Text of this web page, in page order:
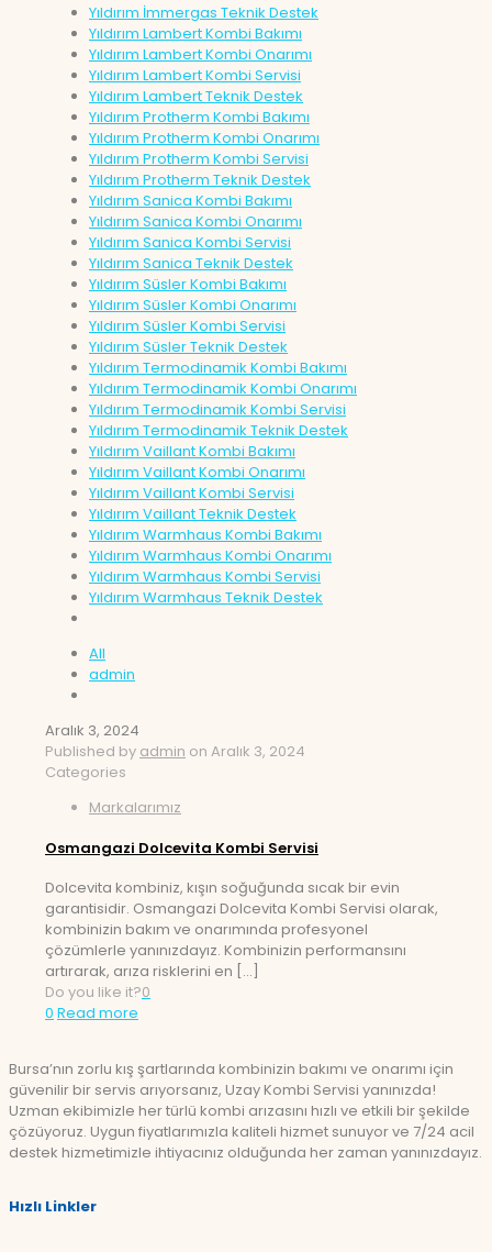
Yıldırım İmmergas Teknik Destek
Yıldırım Lambert Kombi Bakımı
Yıldırım Lambert Kombi Onarımı
Yıldırım Lambert Kombi Servisi
Yıldırım Lambert Teknik Destek
Yıldırım Protherm Kombi Bakımı
Yıldırım Protherm Kombi Onarımı
Yıldırım Protherm Kombi Servisi
Yıldırım Protherm Teknik Destek
Yıldırım Sanica Kombi Bakımı
Yıldırım Sanica Kombi Onarımı
Yıldırım Sanica Kombi Servisi
Yıldırım Sanica Teknik Destek
Yıldırım Süsler Kombi Bakımı
Yıldırım Süsler Kombi Onarımı
Yıldırım Süsler Kombi Servisi
Yıldırım Süsler Teknik Destek
Yıldırım Termodinamik Kombi Bakımı
Yıldırım Termodinamik Kombi Onarımı
Yıldırım Termodinamik Kombi Servisi
Yıldırım Termodinamik Teknik Destek
Yıldırım Vaillant Kombi Bakımı
Yıldırım Vaillant Kombi Onarımı
Yıldırım Vaillant Kombi Servisi
Yıldırım Vaillant Teknik Destek
Yıldırım Warmhaus Kombi Bakımı
Yıldırım Warmhaus Kombi Onarımı
Yıldırım Warmhaus Kombi Servisi
Yıldırım Warmhaus Teknik Destek
All
admin
Aralık 3, 2024
Published by admin on Aralık 3, 2024
Categories
Markalarımız
Osmangazi Dolcevita Kombi Servisi
Dolcevita kombiniz, kışın soğuğunda sıcak bir evin
garantisidir. Osmangazi Dolcevita Kombi Servisi olarak,
kombinizin bakım ve onarımında profesyonel
çözümlerle yanınızdayız. Kombinizin performansını
artırarak, arıza risklerini en […]
Do you like it?0
0 Read more
Bursa’nın zorlu kış şartlarında kombinizin bakımı ve onarımı için
güvenilir bir servis arıyorsanız, Uzay Kombi Servisi yanınızda!
Uzman ekibimizle her türlü kombi arızasını hızlı ve etkili bir şekilde
çözüyoruz. Uygun fiyatlarımızla kaliteli hizmet sunuyor ve 7/24 acil
destek hizmetimizle ihtiyacınız olduğunda her zaman yanınızdayız.
Hızlı Linkler